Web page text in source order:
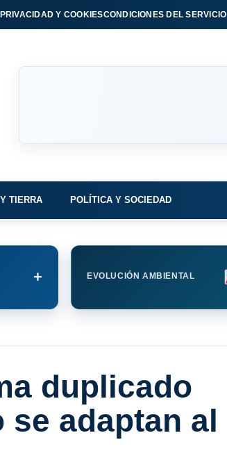
Y COOKIESCONDICIONES DEL SERVICIO
TIERRA POLÍTICA Y SOCIEDAD
+ EVOLUCIÓN AMBIENTAL
duplicado
adaptan al